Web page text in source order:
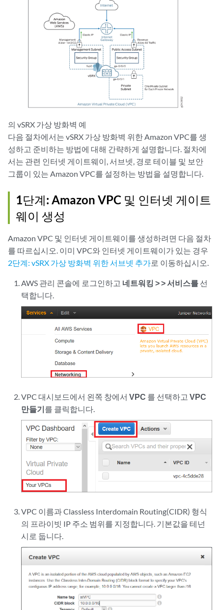
의 vSRX 가상 방화벽 예
다음 절차에서는 vSRX 가상 방화벽 위한 Amazon VPC를 생
성하고 준비하는 방법에 대해 간략하게 설명합니다. 절차에
서는 관련 인터넷 게이트웨이, 서브넷, 경로 테이블 및 보안
그룹이 있는 Amazon VPC를 설정하는 방법을 설명합니다.
1단계: Amazon VPC 및 인터넷 게이트
웨이 생성
Amazon VPC 및 인터넷 게이트웨이를 생성하려면 다음 절차
를 따르십시오. 이미 VPC와 인터넷 게이트웨이가 있는 경우
2단계: vSRX 가상 방화벽 위한 서브넷 추가로 이동하십시오.
AWS 관리 콘솔에 로그인하고 네트워킹 > > 서비스를 선
택합니다.
VPC 대시보드에서 왼쪽 창에서VPC 를 선택하고VPC
만들기를 클릭합니다.
VPC 이름과 Classless Interdomain Routing(CIDR) 형식
의 프라이빗 IP 주소 범위를 지정합니다. 기본값을 테넌
시로 둡니다.